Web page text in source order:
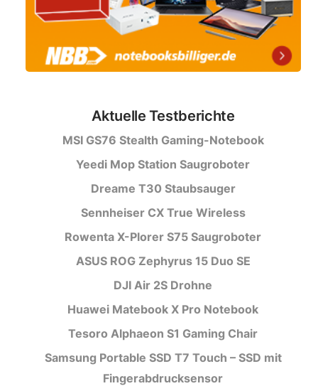
Aktuelle Testberichte
MSI GS76 Stealth Gaming-Notebook
Yeedi Mop Station Saugroboter
Dreame T30 Staubsauger
Sennheiser CX True Wireless
Rowenta X-Plorer S75 Saugroboter
ASUS ROG Zephyrus 15 Duo SE
DJI Air 2S Drohne
Huawei Matebook X Pro Notebook
Tesoro Alphaeon S1 Gaming Chair
Samsung Portable SSD T7 Touch – SSD mit
Fingerabdrucksensor